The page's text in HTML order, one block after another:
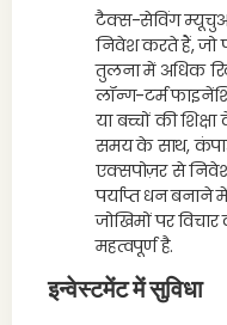
टैक्स-सेविंग
निवेश करते हैं, जो
तुलना में अधिक
लॉन्ग-टर्म
या बच्चों की
समय के साथ,
एक्सपोज़र से
पर्याप्त धन बनाने
जोखिमों पर
महत्वपूर्ण है.
इन्वेस्टमेंट में सुविधा